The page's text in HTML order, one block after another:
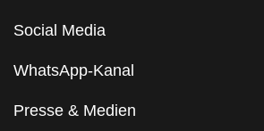
Social Media
WhatsApp-Kanal
Presse & Medien